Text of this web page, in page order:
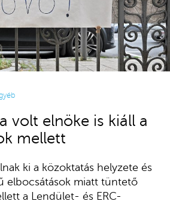
volt elnöke is kiáll a
mellett
ki a közoktatás helyzete és
elbocsátások miatt tüntető
a Lendület- és ERC-